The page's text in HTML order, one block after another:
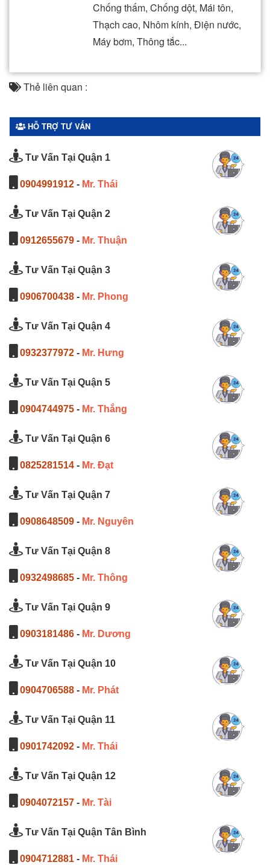
Chống thấm, Chống dột, Mái tôn,
Thạch cao, Nhôm kính, Điện nước,
Máy bơm, Thông tắc...
Thẻ liên quan :
HỖ TRỢ TƯ VẤN
Tư Vấn Tại Quận 1
0904991912 - Mr. Thái
Tư Vấn Tại Quận 2
0912655679 - Mr. Thuận
Tư Vấn Tại Quận 3
0906700438 - Mr. Phong
Tư Vấn Tại Quận 4
0932377972 - Mr. Hưng
Tư Vấn Tại Quận 5
0904744975 - Mr. Thắng
Tư Vấn Tại Quận 6
0825281514 - Mr. Đạt
Tư Vấn Tại Quận 7
0908648509 - Mr. Nguyên
Tư Vấn Tại Quận 8
0932498685 - Mr. Thông
Tư Vấn Tại Quận 9
0903181486 - Mr. Dương
Tư Vấn Tại Quận 10
0904706588 - Mr. Phát
Tư Vấn Tại Quận 11
0901742092 - Mr. Thái
Tư Vấn Tại Quận 12
0904072157 - Mr. Tài
Tư Vấn Tại Quận Tân Bình
0904712881 - Mr. Thái